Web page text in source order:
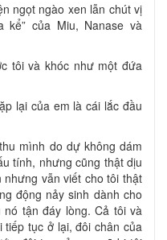
ngọt ngào xen lẫn chút vị
kể” của Miu, Nanase và
tôi và khóc như một đứa
lại của em là cái lắc đầu
mình do dự không dám
tính, nhưng cũng thật dịu
vẫn viết cho tôi thật
động nảy sinh dành cho
tận đáy lòng. Cả tôi và
tục ở lại, đôi chân của